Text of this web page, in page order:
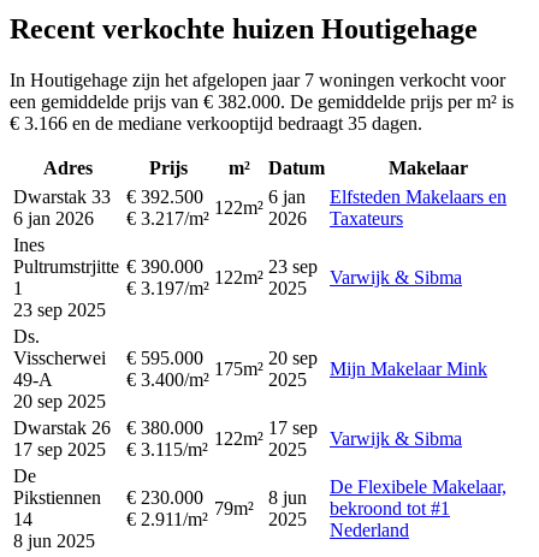
Recent verkochte huizen Houtigehage
In Houtigehage zijn het afgelopen jaar 7 woningen verkocht voor
een gemiddelde prijs van € 382.000. De gemiddelde prijs per m² is
€ 3.166 en de mediane verkooptijd bedraagt 35 dagen.
Adres Prijs m² Datum
Makelaar
Dwarstak 33
6 jan 2026
€ 392.500
€ 3.217/m²
122m²
6 jan
2026
Elfsteden Makelaars en
Taxateurs
Ines
Pultrumstrjitte
1
23 sep 2025
€ 390.000
€ 3.197/m²
122m²
23 sep
2025
Varwijk & Sibma
Ds.
Visscherwei
49-A
20 sep 2025
€ 595.000
€ 3.400/m²
175m²
20 sep
2025
Mijn Makelaar Mink
Dwarstak 26
17 sep 2025
€ 380.000
€ 3.115/m²
122m²
17 sep
2025
Varwijk & Sibma
De
Pikstiennen
14
8 jun 2025
€ 230.000
€ 2.911/m²
79m²
8 jun
2025
De Flexibele Makelaar,
bekroond tot #1
Nederland